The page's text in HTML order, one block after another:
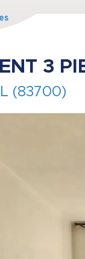
3
(83700)